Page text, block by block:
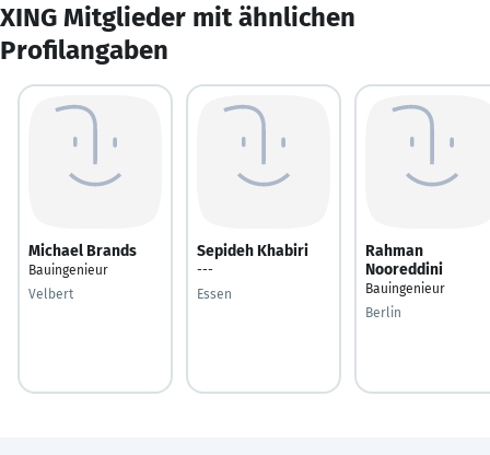
XING Mitglieder mit ähnlichen
Profilangaben
Michael Brands
Bauingenieur
Velbert
Sepideh Khabiri
---
Essen
Rahman
Nooreddini
Bauingenieur
Berlin